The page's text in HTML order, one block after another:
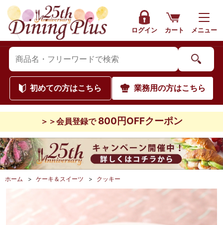
ログイン カート メニュー
初めての方はこちら 業務用の方はこちら
＞＞会員登録で 800円OFFクーポン
ホーム > ケーキ＆スイーツ > クッキー